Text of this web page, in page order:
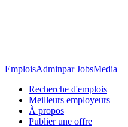
EmploisAdminpar JobsMedia
Recherche d'emplois
Meilleurs employeurs
À propos
Publier une offre